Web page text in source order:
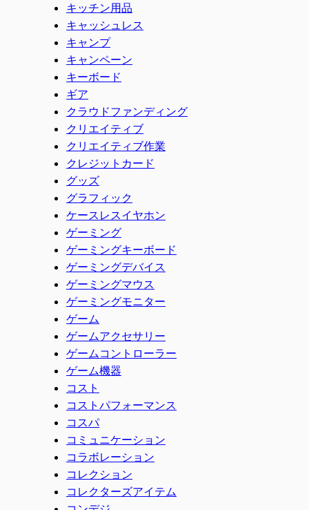
キッチン用品
キャッシュレス
キャンプ
キャンペーン
キーボード
ギア
クラウドファンディング
クリエイティブ
クリエイティブ作業
クレジットカード
グッズ
グラフィック
ケースレスイヤホン
ゲーミング
ゲーミングキーボード
ゲーミングデバイス
ゲーミングマウス
ゲーミングモニター
ゲーム
ゲームアクセサリー
ゲームコントローラー
ゲーム機器
コスト
コストパフォーマンス
コスパ
コミュニケーション
コラボレーション
コレクション
コレクターズアイテム